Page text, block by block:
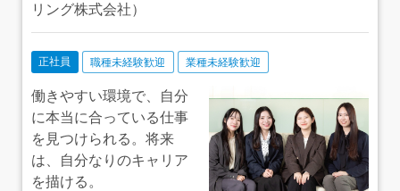
リング株式会社）
正社員 職種未経験歓迎 業種未経験歓迎
働きやすい環境で、自分
に本当に合っている仕事
を見つけられる。将来
は、自分なりのキャリア
を描ける。